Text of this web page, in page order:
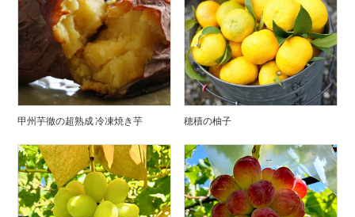
甲州芋徹の超熟成 冷凍焼き芋 穂積の柚子